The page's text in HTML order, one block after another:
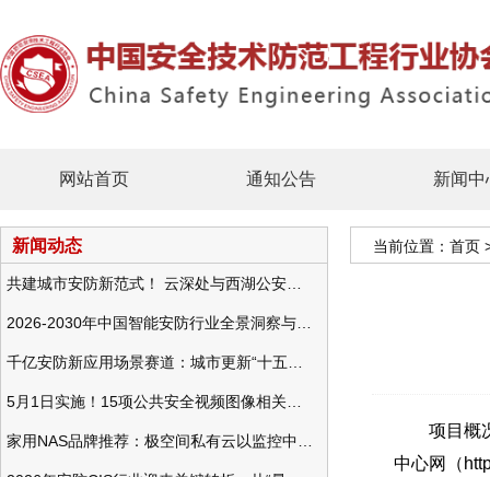
网站首页 通知公告 新闻中
新闻动态 当前位置： 首页
项目概况
中心网（